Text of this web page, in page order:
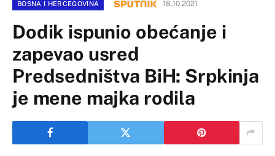
BOSNA I HERCEGOVINA 18.10.2021
Dodik ispunio obećanje i
zapevao usred
Predsedništva BiH: Srpkinja
je mene majka rodila